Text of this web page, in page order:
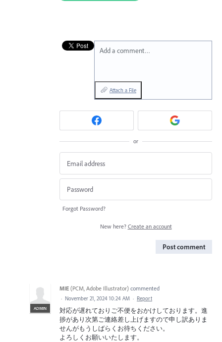
Add a comment…
Attach a File
or
Forgot Password?
New here? Create an account
Post comment
ADMIN
MIE (PCM, Adobe Illustrator) commented
· November 21, 2024 10:24 AM · Report
対応が遅れておりご不便をおかけしております。進
捗があり次第ご連絡差し上げますので申し訳ありま
せんがもうしばらくお待ちください。
よろしくお願いいたします。